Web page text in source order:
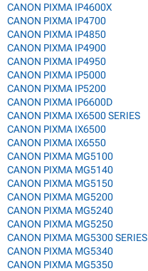
CANON PIXMA IP4600X
CANON PIXMA IP4700
CANON PIXMA IP4850
CANON PIXMA IP4900
CANON PIXMA IP4950
CANON PIXMA IP5000
CANON PIXMA IP5200
CANON PIXMA IP6600D
CANON PIXMA IX6500 SERIES
CANON PIXMA IX6500
CANON PIXMA IX6550
CANON PIXMA MG5100
CANON PIXMA MG5140
CANON PIXMA MG5150
CANON PIXMA MG5200
CANON PIXMA MG5240
CANON PIXMA MG5250
CANON PIXMA MG5300 SERIES
CANON PIXMA MG5340
CANON PIXMA MG5350